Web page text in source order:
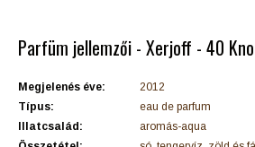
Parfüm jellemzői - Xerjoff - 40
Megjelenés éve:
2012
Típus:
eau de parfum
Illatcsalád:
aromás-aqua